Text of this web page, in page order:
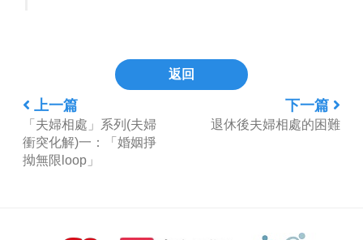
上一篇
「夫婦相處」系列(夫婦
衝突化解)一：「婚姻掙
拗無限loop」
返回
下一篇
退休後夫婦相處的困難